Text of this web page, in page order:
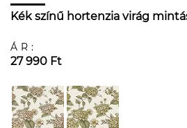
Kék színű hortenzia virág
ÁR:
27 990 Ft